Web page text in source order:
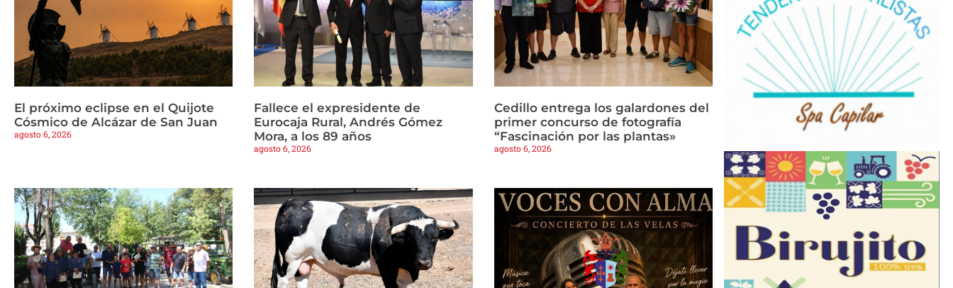
El próximo eclipse en el Quijote
Cósmico de Alcázar de San Juan
agosto 6, 2026
Fallece el expresidente de
Eurocaja Rural, Andrés Gómez
Mora, a los 89 años
agosto 6, 2026
Cedillo entrega los galardones del
primer concurso de fotografía
“Fascinación por las plantas»
agosto 6, 2026